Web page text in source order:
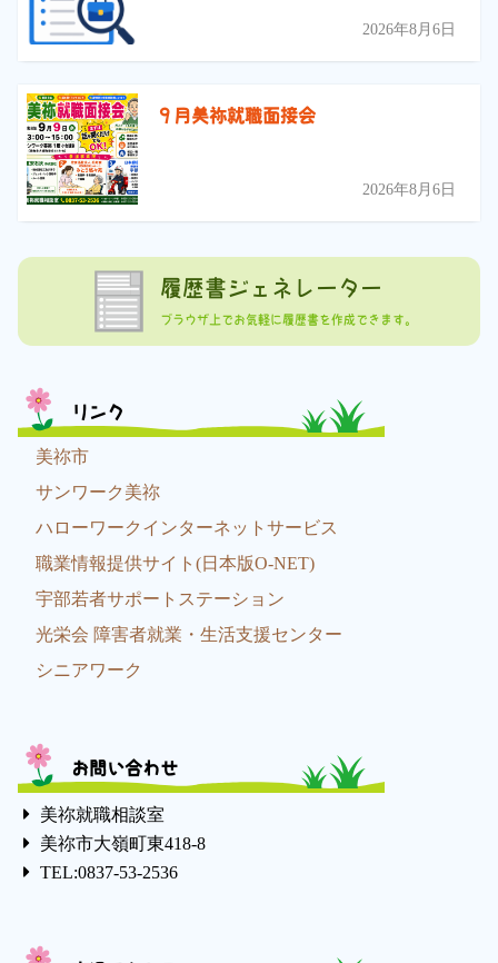
2026年8月6日
９月美祢就職面接会
2026年8月6日
履歴書ジェネレーター
ブラウザ上でお気軽に履歴書を作成できます。
リンク
美祢市
サンワーク美祢
ハローワークインターネットサービス
職業情報提供サイト(日本版O-NET)
宇部若者サポートステーション
光栄会 障害者就業・生活支援センター
シニアワーク
お問い合わせ
美祢就職相談室
美祢市大嶺町東418-8
TEL:0837-53-2536